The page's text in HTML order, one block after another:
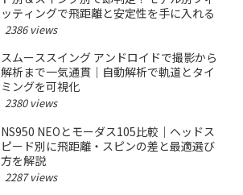
ッティングで飛距離と安定性を手に入れる
2386 views
スムーススイング アンドロイドで撮影から
解析まで一気通貫｜自動解析で軌道とタイ
ミングを可視化
2380 views
NS950 NEOとモーダス105比較｜ヘッドス
ピード別に飛距離・スピンの差と最適選び
方を解説
2287 views